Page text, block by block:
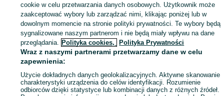
Zaloguj się lub załóż konto na OLX, aby skontaktować się z
sprzedającym
Zaloguj się / Załóż konto
Kup
cookie w celu przetwarzania danych osobowych. Użytkownik może
zaakceptować wybory lub zarządzać nimi, klikając poniżej lub w
dowolnym momencie na stronie polityki prywatności. Te wybory będą
sygnalizowane naszym partnerom i nie będą miały wpływu na dane
przeglądania. Polityka cookies, Polityka Prywatności
Wraz z naszymi partnerami przetwarzamy dane w celu
zapewnienia:
Użycie dokładnych danych geolokalizacyjnych. Aktywne skanowanie
charakterystyki urządzenia do celów identyfikacji. Rozumienie
odbiorców dzięki statystyce lub kombinacji danych z różnych źródeł.